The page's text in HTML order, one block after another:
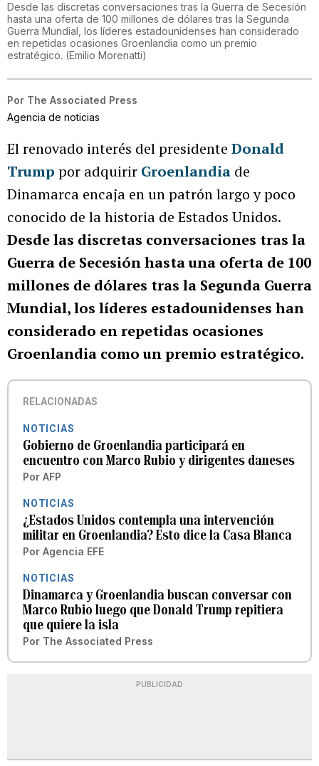
Desde las discretas conversaciones tras la Guerra de Secesión
hasta una oferta de 100 millones de dólares tras la Segunda
Guerra Mundial, los líderes estadounidenses han considerado
en repetidas ocasiones Groenlandia como un premio
estratégico. (Emilio Morenatti)
Por The Associated Press
Agencia de noticias
El renovado interés del presidente Donald
Trump por adquirir Groenlandia de
Dinamarca encaja en un patrón largo y poco
conocido de la historia de Estados Unidos.
Desde las discretas conversaciones tras la
Guerra de Secesión hasta una oferta de 100
millones de dólares tras la Segunda Guerra
Mundial, los líderes estadounidenses han
considerado en repetidas ocasiones
Groenlandia como un premio estratégico.
RELACIONADAS
NOTICIAS
Gobierno de Groenlandia participará en
encuentro con Marco Rubio y dirigentes daneses
Por AFP
NOTICIAS
¿Estados Unidos contempla una intervención
militar en Groenlandia? Esto dice la Casa Blanca
Por Agencia EFE
NOTICIAS
Dinamarca y Groenlandia buscan conversar con
Marco Rubio luego que Donald Trump repitiera
que quiere la isla
Por The Associated Press
PUBLICIDAD